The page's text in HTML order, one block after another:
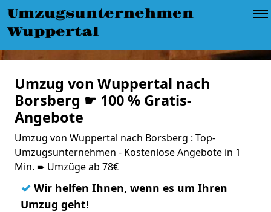
Umzugsunternehmen
Wuppertal
Umzug von Wuppertal nach
Borsberg ☛ 100 % Gratis-
Angebote
Umzug von Wuppertal nach Borsberg : Top-
Umzugsunternehmen - Kostenlose Angebote in 1
Min. ➨ Umzüge ab 78€
✓ Wir helfen Ihnen, wenn es um Ihren
Umzug geht!